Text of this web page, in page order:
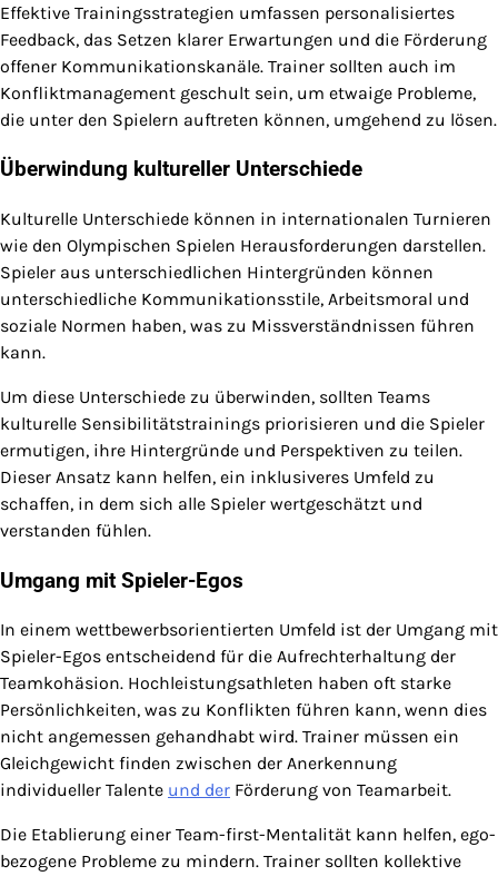
Effektive Trainingsstrategien umfassen personalisiertes
Feedback, das Setzen klarer Erwartungen und die Förderung
offener Kommunikationskanäle. Trainer sollten auch im
Konfliktmanagement geschult sein, um etwaige Probleme,
die unter den Spielern auftreten können, umgehend zu lösen.
Überwindung kultureller Unterschiede
Kulturelle Unterschiede können in internationalen Turnieren
wie den Olympischen Spielen Herausforderungen darstellen.
Spieler aus unterschiedlichen Hintergründen können
unterschiedliche Kommunikationsstile, Arbeitsmoral und
soziale Normen haben, was zu Missverständnissen führen
kann.
Um diese Unterschiede zu überwinden, sollten Teams
kulturelle Sensibilitätstrainings priorisieren und die Spieler
ermutigen, ihre Hintergründe und Perspektiven zu teilen.
Dieser Ansatz kann helfen, ein inklusiveres Umfeld zu
schaffen, in dem sich alle Spieler wertgeschätzt und
verstanden fühlen.
Umgang mit Spieler-Egos
In einem wettbewerbsorientierten Umfeld ist der Umgang mit
Spieler-Egos entscheidend für die Aufrechterhaltung der
Teamkohäsion. Hochleistungsathleten haben oft starke
Persönlichkeiten, was zu Konflikten führen kann, wenn dies
nicht angemessen gehandhabt wird. Trainer müssen ein
Gleichgewicht finden zwischen der Anerkennung
individueller Talente und der Förderung von Teamarbeit.
Die Etablierung einer Team-first-Mentalität kann helfen, ego-
bezogene Probleme zu mindern. Trainer sollten kollektive